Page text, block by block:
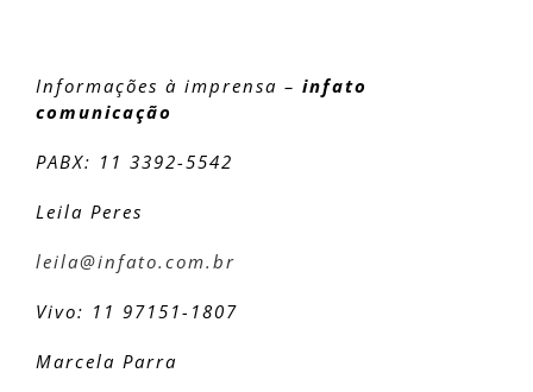
Informações à imprensa – infato
comunicação
PABX: 11 3392-5542
Leila Peres
leila@infato.com.br
Vivo: 11 97151-1807
Marcela Parra